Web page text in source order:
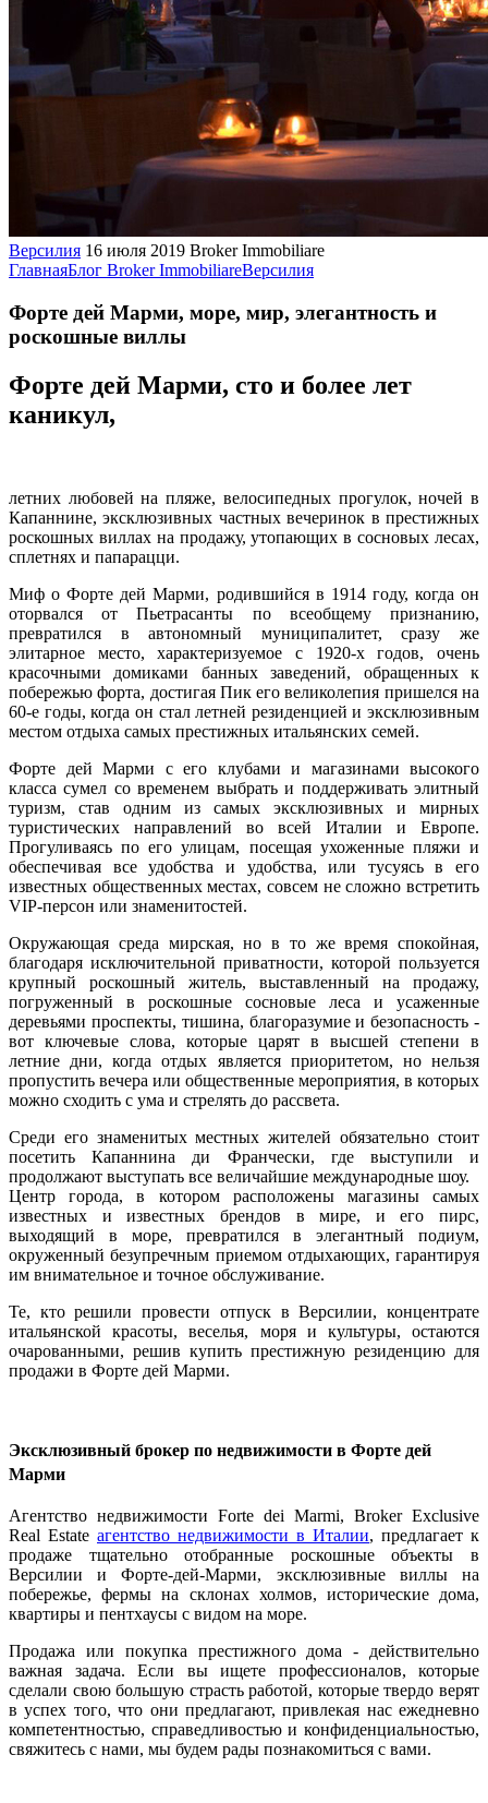
Версилия 16 июля 2019 Broker Immobiliare
ГлавнаяБлог Broker ImmobiliareВерсилия
Форте дей Марми, море, мир, элегантность и
роскошные виллы
Форте дей Марми, сто и более лет
каникул,
летних любовей на пляже, велосипедных прогулок, ночей в
Капаннине, эксклюзивных частных вечеринок в престижных
роскошных виллах на продажу, утопающих в сосновых лесах,
сплетнях и папарацци.
Миф о Форте дей Марми, родившийся в 1914 году, когда он
оторвался от Пьетрасанты по всеобщему признанию,
превратился в автономный муниципалитет, сразу же
элитарное место, характеризуемое с 1920-х годов, очень
красочными домиками банных заведений, обращенных к
побережью форта, достигая Пик его великолепия пришелся на
60-е годы, когда он стал летней резиденцией и эксклюзивным
местом отдыха самых престижных итальянских семей.
Форте дей Марми с его клубами и магазинами высокого
класса сумел со временем выбрать и поддерживать элитный
туризм, став одним из самых эксклюзивных и мирных
туристических направлений во всей Италии и Европе.
Прогуливаясь по его улицам, посещая ухоженные пляжи и
обеспечивая все удобства и удобства, или тусуясь в его
известных общественных местах, совсем не сложно встретить
VIP-персон или знаменитостей.
Окружающая среда мирская, но в то же время спокойная,
благодаря исключительной приватности, которой пользуется
крупный роскошный житель, выставленный на продажу,
погруженный в роскошные сосновые леса и усаженные
деревьями проспекты, тишина, благоразумие и безопасность -
вот ключевые слова, которые царят в высшей степени в
летние дни, когда отдых является приоритетом, но нельзя
пропустить вечера или общественные мероприятия, в которых
можно сходить с ума и стрелять до рассвета.
Среди его знаменитых местных жителей обязательно стоит
посетить Капаннина ди Франчески, где выступили и
продолжают выступать все величайшие международные шоу.
Центр города, в котором расположены магазины самых
известных и известных брендов в мире, и его пирс,
выходящий в море, превратился в элегантный подиум,
окруженный безупречным приемом отдыхающих, гарантируя
им внимательное и точное обслуживание.
Те, кто решили провести отпуск в Версилии, концентрате
итальянской красоты, веселья, моря и культуры, остаются
очарованными, решив купить престижную резиденцию для
продажи в Форте дей Марми.
Эксклюзивный брокер по недвижимости в Форте дей
Марми
Агентство недвижимости Forte dei Marmi, Broker Exclusive
Real Estate агентство недвижимости в Италии, предлагает к
продаже тщательно отобранные роскошные объекты в
Версилии и Форте-дей-Марми, эксклюзивные виллы на
побережье, фермы на склонах холмов, исторические дома,
квартиры и пентхаусы с видом на море.
Продажа или покупка престижного дома - действительно
важная задача. Если вы ищете профессионалов, которые
сделали свою большую страсть работой, которые твердо верят
в успех того, что они предлагают, привлекая нас ежедневно
компетентностью, справедливостью и конфиденциальностью,
свяжитесь с нами, мы будем рады познакомиться с вами.